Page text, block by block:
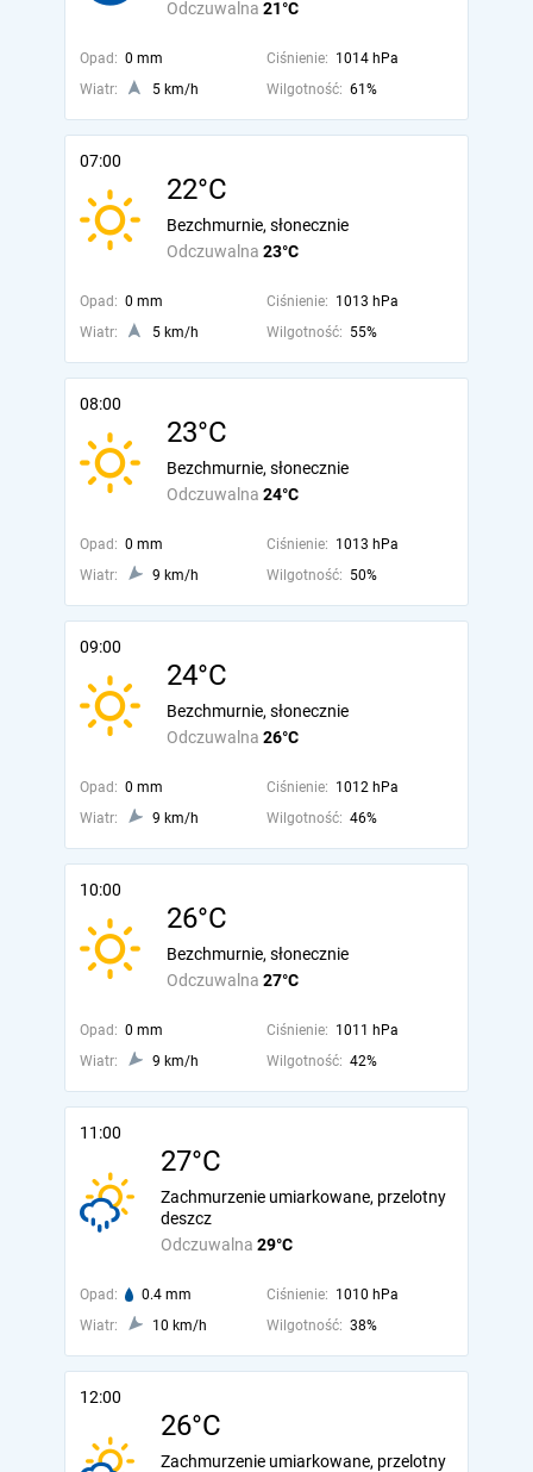
Odczuwalna 21°C
Opad: 0 mm Ciśnienie: 1014 hPa
Wiatr:
5 km/h Wilgotność: 61%
07:00
22°C
Odczuwalna 23°C
Bezchmurnie, słonecznie
Opad: 0 mm Ciśnienie: 1013 hPa
Wiatr:
5 km/h Wilgotność: 55%
08:00
23°C
Odczuwalna 24°C
Bezchmurnie, słonecznie
Opad: 0 mm Ciśnienie: 1013 hPa
Wiatr:
9 km/h Wilgotność: 50%
09:00
24°C
Odczuwalna 26°C
Bezchmurnie, słonecznie
Opad: 0 mm Ciśnienie: 1012 hPa
Wiatr:
9 km/h Wilgotność: 46%
10:00
26°C
Odczuwalna 27°C
Bezchmurnie, słonecznie
Opad: 0 mm Ciśnienie: 1011 hPa
Wiatr:
9 km/h Wilgotność: 42%
11:00
27°C
Odczuwalna 29°C
Zachmurzenie umiarkowane, przelotny
deszcz
Opad: 0.4 mm Ciśnienie: 1010 hPa
Wiatr:
10 km/h Wilgotność: 38%
12:00
26°C
Zachmurzenie umiarkowane, przelotny